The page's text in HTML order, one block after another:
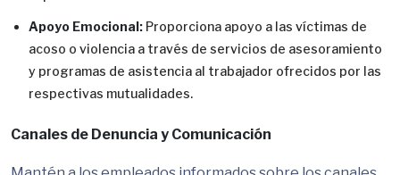
Apoyo Emocional: Proporciona apoyo a las víctimas de
acoso o violencia a través de servicios de asesoramiento
y programas de asistencia al trabajador ofrecidos por las
respectivas mutualidades.
Canales de Denuncia y Comunicación